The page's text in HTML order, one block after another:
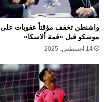
واشنطن تخفف مؤقتاً عقوبات على
موسكو قبل «قمة ألاسكا»
14 أغسطس، 2025